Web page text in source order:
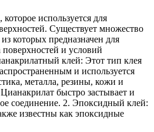
используется для
Существует множество
которых предназначен для
и условий
клей: Этот тип клея
и используется
металла, резины, кожи и
быстро застывает и
соединение. 2. Эпоксидный клей:
известны как эпоксидные